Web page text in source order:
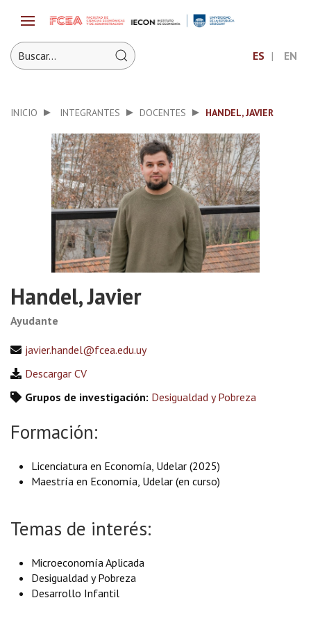
ES EN
INICIO INTEGRANTES DOCENTES HANDEL, JAVIER
Handel, Javier
Ayudante
javier.handel@fcea.edu.uy
Descargar CV
Grupos de investigación: Desigualdad y Pobreza
Formación:
Licenciatura en Economía, Udelar (2025)
Maestría en Economía, Udelar (en curso)
Temas de interés:
Microeconomía Aplicada
Desigualdad y Pobreza
Desarrollo Infantil